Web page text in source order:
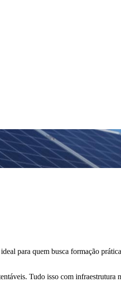
ideal para quem busca formação
Tudo isso com infraestrutura